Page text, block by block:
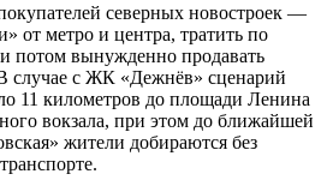
северных новостроек —
от метро и центра, тратить по
потом вынужденно продавать
случае с ЖК «Дежнёв» сценарий
11 километров до площади Ленина
вокзала, при этом до ближайшей
жители добираются без